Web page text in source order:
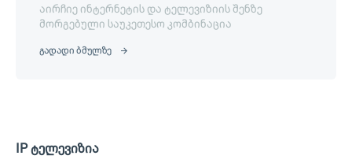
აირჩიე ინტერნეტის და ტელევიზიის შენზე
მორგებული საუკეთესო კომბინაცია
გადადი ბმულზე
IP ტელევიზია